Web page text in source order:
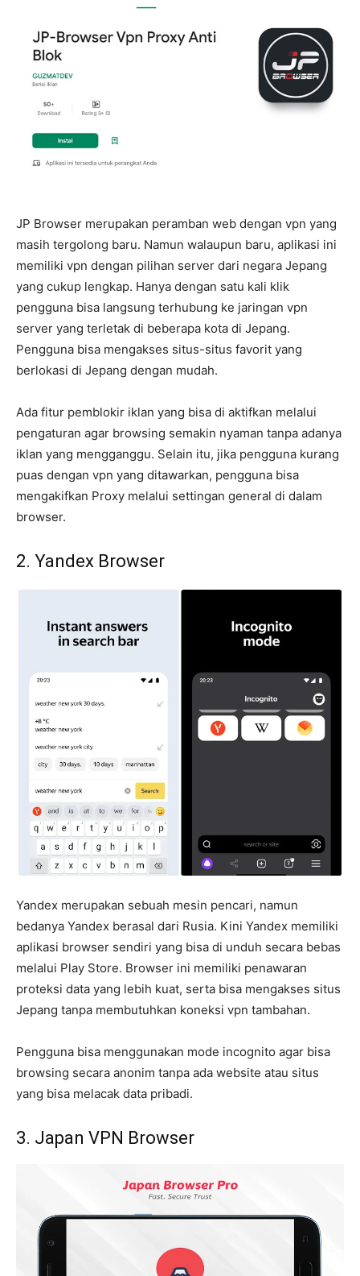
JP Browser merupakan peramban web dengan vpn yang
masih tergolong baru. Namun walaupun baru, aplikasi ini
memiliki vpn dengan pilihan server dari negara Jepang
yang cukup lengkap. Hanya dengan satu kali klik
pengguna bisa langsung terhubung ke jaringan vpn
server yang terletak di beberapa kota di Jepang.
Pengguna bisa mengakses situs-situs favorit yang
berlokasi di Jepang dengan mudah.
Ada fitur pemblokir iklan yang bisa di aktifkan melalui
pengaturan agar browsing semakin nyaman tanpa adanya
iklan yang mengganggu. Selain itu, jika pengguna kurang
puas dengan vpn yang ditawarkan, pengguna bisa
mengakifkan Proxy melalui settingan general di dalam
browser.
2. Yandex Browser
Yandex merupakan sebuah mesin pencari, namun
bedanya Yandex berasal dari Rusia. Kini Yandex memiliki
aplikasi browser sendiri yang bisa di unduh secara bebas
melalui Play Store. Browser ini memiliki penawaran
proteksi data yang lebih kuat, serta bisa mengakses situs
Jepang tanpa membutuhkan koneksi vpn tambahan.
Pengguna bisa menggunakan mode incognito agar bisa
browsing secara anonim tanpa ada website atau situs
yang bisa melacak data pribadi.
3. Japan VPN Browser